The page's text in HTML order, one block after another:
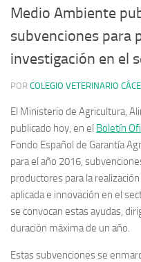
Medio Ambiente
subvenciones para
investigación en el
POR COLEGIO VETERINARIO
El Ministerio de Agricultura,
publicado hoy, en el Boletín
Fondo Español de Garantía
para el año 2016,
productores para la
aplicada e innovación en el
se convocan estas ayudas,
duración máxima de un año.
Estas subvenciones se